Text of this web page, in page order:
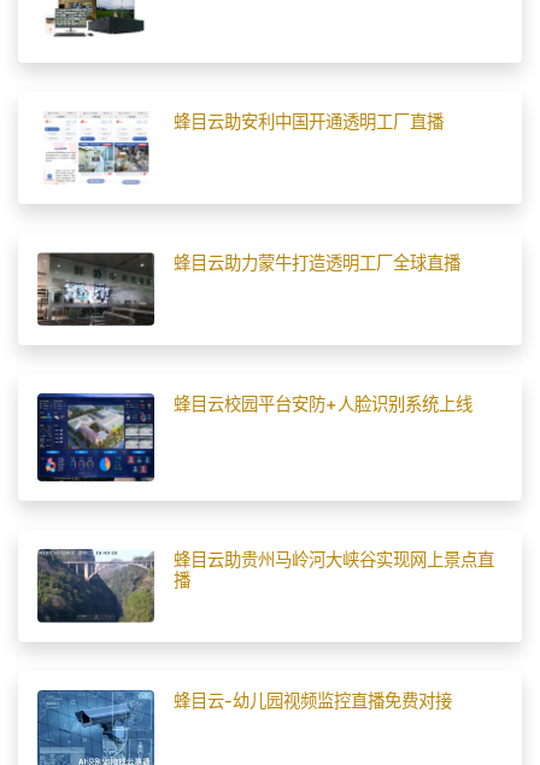
蜂目云助安利中国开通透明工厂直播
蜂目云助力蒙牛打造透明工厂全球直播
蜂目云校园平台安防+人脸识别系统上线
蜂目云助贵州马岭河大峡谷实现网上景点直
播
蜂目云-幼儿园视频监控直播免费对接